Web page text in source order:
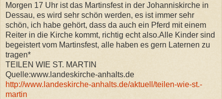
Morgen 17 Uhr ist das Martinsfest in der Johanniskirche in
Dessau, es wird sehr schön werden, es ist immer sehr
schön, ich habe gehört, dass da auch ein Pferd mit einem
Reiter in die Kirche kommt, richtig echt also.Alle Kinder sind
begeistert vom Martinsfest, alle haben es gern Laternen zu
tragen*
TEILEN WIE ST. MARTIN
Quelle:www.landeskirche-anhalts.de
http://www.landeskirche-anhalts.de/aktuell/teilen-wie-st.-
martin